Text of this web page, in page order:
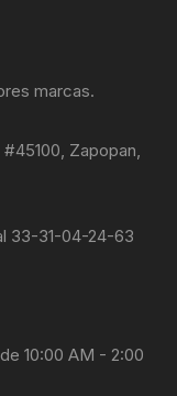
marcas.
Zapopan,
33-31-04-24-63
10:00 AM - 2:00